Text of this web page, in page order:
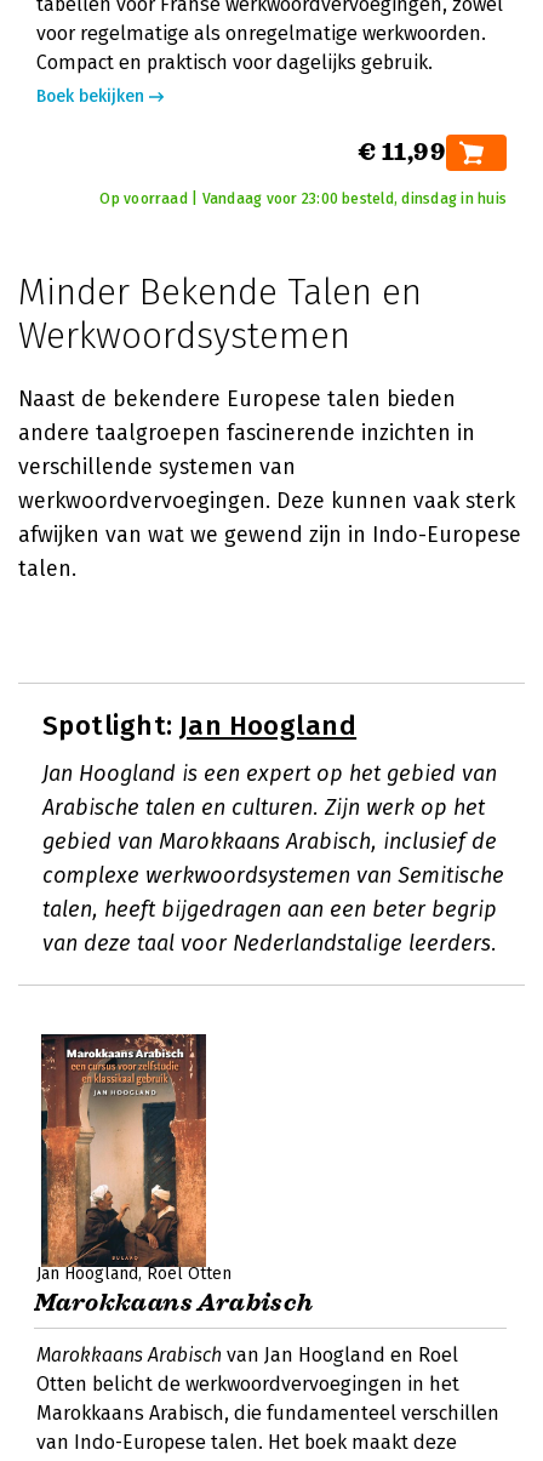
voor regelmatige als onregelmatige werkwoorden.
Compact en praktisch voor dagelijks gebruik.
Boek bekijken
€ 11,99
Op voorraad | Vandaag voor 23:00 besteld, dinsdag in huis
Minder Bekende Talen en
Werkwoordsystemen
Naast de bekendere Europese talen bieden
andere taalgroepen fascinerende inzichten in
verschillende systemen van
werkwoordvervoegingen. Deze kunnen vaak sterk
afwijken van wat we gewend zijn in Indo-Europese
talen.
Spotlight: Jan Hoogland
Jan Hoogland is een expert op het gebied van
Arabische talen en culturen. Zijn werk op het
gebied van Marokkaans Arabisch, inclusief de
complexe werkwoordsystemen van Semitische
talen, heeft bijgedragen aan een beter begrip
van deze taal voor Nederlandstalige leerders.
Jan Hoogland Roel Otten
Marokkaans Arabisch
Marokkaans Arabisch van Jan Hoogland en Roel
Otten belicht de werkwoordvervoegingen in het
Marokkaans Arabisch, die fundamenteel verschillen
van Indo-Europese talen. Het boek maakt deze